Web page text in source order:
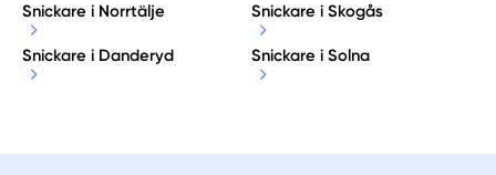
Snickare i Norrtälje Snickare i Skogås
Snickare i Danderyd Snickare i Solna